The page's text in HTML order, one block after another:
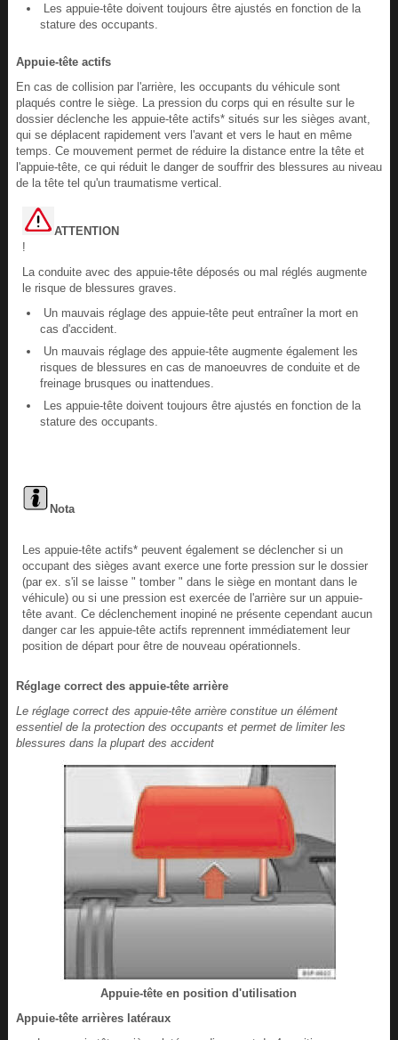
Les appuie-tête doivent toujours être ajustés en fonction de la
stature des occupants.
Appuie-tête actifs
En cas de collision par l'arrière, les occupants du véhicule sont
plaqués contre le siège. La pression du corps qui en résulte sur le
dossier déclenche les appuie-tête actifs* situés sur les sièges avant,
qui se déplacent rapidement vers l'avant et vers le haut en même
temps. Ce mouvement permet de réduire la distance entre la tête et
l'appuie-tête, ce qui réduit le danger de souffrir des blessures au niveau
de la tête tel qu'un traumatisme vertical.
ATTENTION
!
La conduite avec des appuie-tête déposés ou mal réglés augmente
le risque de blessures graves.
Un mauvais réglage des appuie-tête peut entraîner la mort en
cas d'accident.
Un mauvais réglage des appuie-tête augmente également les
risques de blessures en cas de manoeuvres de conduite et de
freinage brusques ou inattendues.
Les appuie-tête doivent toujours être ajustés en fonction de la
stature des occupants.
Nota
Les appuie-tête actifs* peuvent également se déclencher si un
occupant des sièges avant exerce une forte pression sur le dossier
(par ex. s'il se laisse " tomber " dans le siège en montant dans le
véhicule) ou si une pression est exercée de l'arrière sur un appuie-
tête avant. Ce déclenchement inopiné ne présente cependant aucun
danger car les appuie-tête actifs reprennent immédiatement leur
position de départ pour être de nouveau opérationnels.
Réglage correct des appuie-tête arrière
Le réglage correct des appuie-tête arrière constitue un élément
essentiel de la protection des occupants et permet de limiter les
blessures dans la plupart des accident
Appuie-tête en position d'utilisation
Appuie-tête arrières latéraux